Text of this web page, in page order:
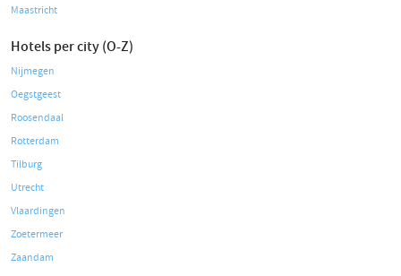
Maastricht
Hotels per city (O-Z)
Nijmegen
Oegstgeest
Roosendaal
Rotterdam
Tilburg
Utrecht
Vlaardingen
Zoetermeer
Zaandam